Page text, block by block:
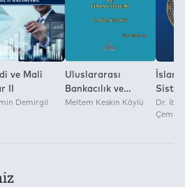
ve Mali
II
Demirgil
Uluslararası
Bankacılık ve
Finans Sistemleri
Meltem Keskin Köylü
Dr.